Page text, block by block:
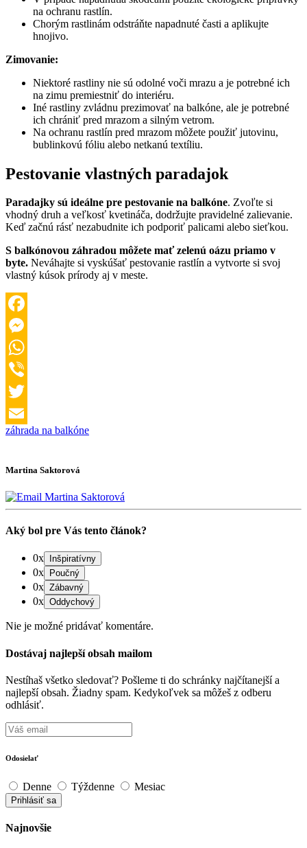
na ochranu rastlín.
Chorým rastlinám odstráňte napadnuté časti a aplikujte
hnojivo.
Zimovanie:
Niektoré rastliny nie sú odolné voči mrazu a je potrebné ich
na zimu premiestniť do interiéru.
Iné rastliny zvládnu prezimovať na balkóne, ale je potrebné
ich chrániť pred mrazom a silným vetrom.
Na ochranu rastlín pred mrazom môžete použiť jutovinu,
bublinkovú fóliu alebo netkanú textíliu.
Pestovanie vlastných paradajok
Paradajky sú ideálne pre pestovanie na balkóne. Zvoľte si
vhodný druh a veľkosť kvetináča, dodržujte pravidelné zalievanie.
Keď začnú rásť nezabudnite ich podporiť palicami alebo sieťkou.
S balkónovou záhradou môžete mať zelenú oázu priamo v
byte. Neváhajte si vyskúšať pestovanie rastlín a vytvorte si svoj
vlastný kúsok prírody aj v meste.
Facebook
Messenger
WhatsApp
Viber
Twitter
Email
záhrada na balkóne
Martina Saktorová
Aký bol pre Vás tento článok?
0x
0x
0x
0x
Nie je možné pridávať komentáre.
Dostávaj najlepší obsah mailom
Nestíhaš všetko sledovať? Pošleme ti do schránky najčítanejší a
najlepší obsah. Žiadny spam. Kedykoľvek sa môžeš z odberu
odhlásiť.
Odosielať
Denne Týždenne Mesiac
Najnovšie